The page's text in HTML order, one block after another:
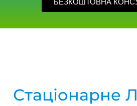
БЕЗКОШТОВНА
Стаціонарне